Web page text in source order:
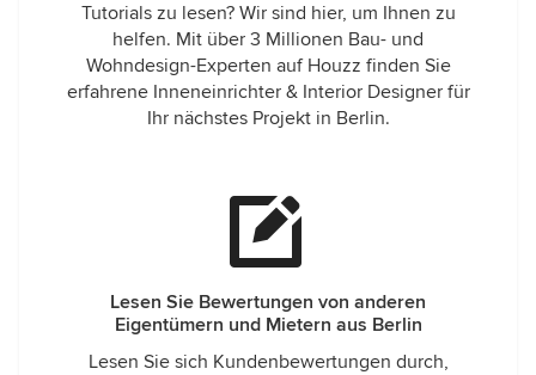
Tutorials zu lesen? Wir sind hier, um Ihnen zu
helfen. Mit über 3 Millionen Bau- und
Wohndesign-Experten auf Houzz finden Sie
erfahrene Inneneinrichter & Interior Designer für
Ihr nächstes Projekt in Berlin.
Lesen Sie Bewertungen von anderen
Eigentümern und Mietern aus Berlin
Lesen Sie sich Kundenbewertungen durch,